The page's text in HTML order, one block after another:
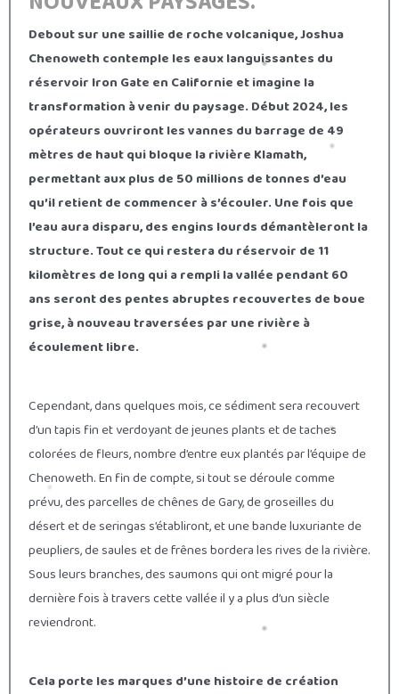
Debout sur une saillie de roche volcanique, Joshua
Chenoweth contemple les eaux languissantes du
réservoir Iron Gate en Californie et imagine la
transformation à venir du paysage. Début 2024, les
opérateurs ouvriront les vannes du barrage de 49
mètres de haut qui bloque la rivière Klamath,
permettant aux plus de 50 millions de tonnes d’eau
qu’il retient de commencer à s’écouler. Une fois que
l’eau aura disparu, des engins lourds démantèleront la
structure. Tout ce qui restera du réservoir de 11
kilomètres de long qui a rempli la vallée pendant 60
ans seront des pentes abruptes recouvertes de boue
grise, à nouveau traversées par une rivière à
écoulement libre.
Cependant, dans quelques mois, ce sédiment sera recouvert
d’un tapis fin et verdoyant de jeunes plants et de taches
colorées de fleurs, nombre d’entre eux plantés par l’équipe de
Chenoweth. En fin de compte, si tout se déroule comme
prévu, des parcelles de chênes de Gary, de groseilles du
désert et de seringas s’établiront, et une bande luxuriante de
peupliers, de saules et de frênes bordera les rives de la rivière.
Sous leurs branches, des saumons qui ont migré pour la
dernière fois à travers cette vallée il y a plus d’un siècle
reviendront.
Cela porte les marques d’une histoire de création